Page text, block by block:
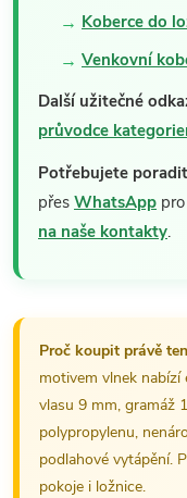
Koberce do
Venkovní
Další užitečné
průvodce
Potřebujete
přes WhatsApp
na naše kontakty.
Proč koupit právě
motivem vlnek
vlasu 9 mm, gramáž
polypropylenu,
podlahové vytápění.
pokoje i ložnice.